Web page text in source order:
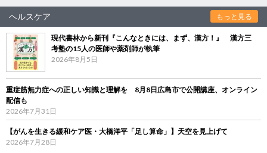
ヘルスケア もっと見る
現代書林から新刊『こんなときには、まず、漢方！』 漢方三
考塾の15人の医師や薬剤師が執筆
2026年8月5日
重症筋無力症への正しい知識と理解を 8月8日広島市で公開講座、オンライン
配信も
2026年7月31日
【がんを生きる緩和ケア医・大橋洋平「足し算命」】天空を見上げて
2026年7月28日